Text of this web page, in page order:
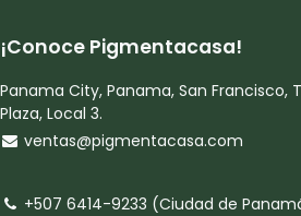
¡Conoce Pigmentacasa!
Panama City, Panama, San Francisco,
Plaza, Local 3.
ventas@pigmentacasa.com
+507 6414-9233 (Ciudad de